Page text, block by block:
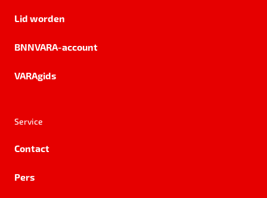
Lid worden
BNNVARA-account
VARAgids
Service
Contact
Pers